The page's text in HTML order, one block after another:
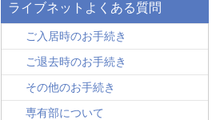
ライブネットよくある質問
ご入居時のお手続き
ご退去時のお手続き
その他のお手続き
専有部について